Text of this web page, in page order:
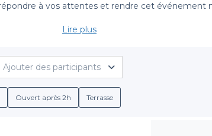
à vos attentes et rendre cet événement
de réservation intuitive et efficace. En
et des cocktails savoureux. Que vous cherchiez
établissement présente des
pour vous permettre d'organiser votre
Lire plus
Ajouter des participants
Ouvert après 2h Terrasse